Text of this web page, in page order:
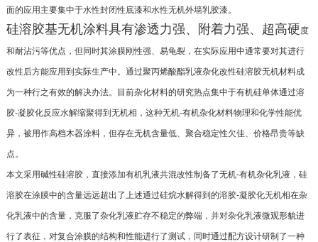
面的应用主要集中于水性封闭性底漆和水性无机外墙乳胶漆。
硅溶胶基无机涂料具有渗透力强、附着力强、超高硬 度
和耐沾污等优点，但同时其涂膜刚性强、易龟裂， 在实际应用中通常要对其进行
改性后方能应用到实际生产中。通过聚丙烯酸酯乳液杂化改性硅溶胶无机材料成
为一种行之有效的解决办法。目前杂化材料的研究热点集中于有机硅单体通过溶
胶-凝胶化反应水解缩聚得到无机相，这种无机-有机杂化材料物理和化学性能优
异，被用作高档木器涂料，但存在无机含量低、聚合稳定性欠佳、价格昂贵等缺
点。
本文采用碱性硅溶胶，直接添加有机乳液共混改性制备了无机-有机杂化乳液，硅
溶胶在涂膜中的含量远远超出了上述通过硅烷水解得到的溶胶-凝胶化无机相在杂
化乳液中的含量，克服了杂化乳液贮存不稳定的弊端，并对杂化乳液微观形貌进
行了表征，对复合涂膜的结构和性能进行了测试，同时通过配方设计研制了一种